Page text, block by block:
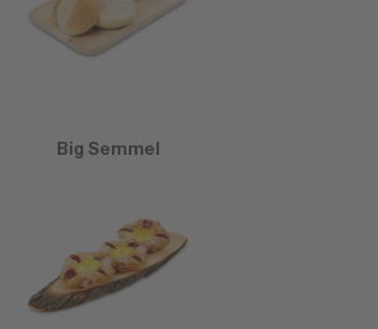
Big Semmel